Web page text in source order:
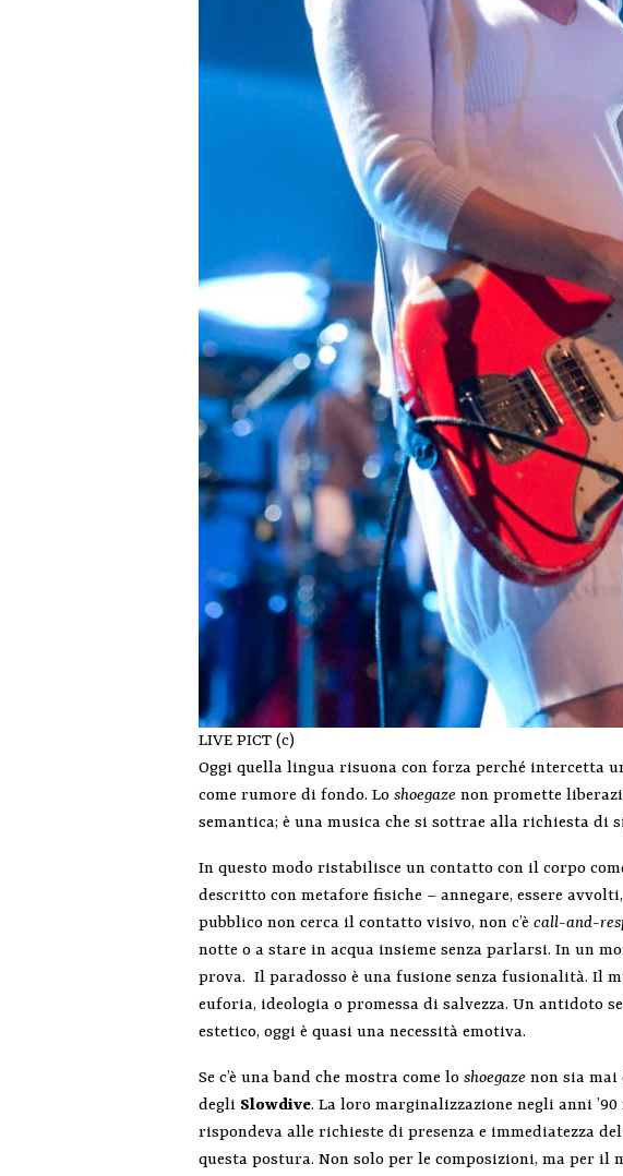
LIVE PICT (c)
Oggi quella lingua risuona con forza perché intercetta
come rumore di fondo. Loshoegaze non promette
semantica; è una musica che si sottrae alla richiesta di
In questo modo ristabilisce un contatto con il corpo
descritto con metafore fisiche – annegare, essere
pubblico non cerca il contatto visivo, non c’ècall-and-
notte o a stare in acqua insieme senza parlarsi. In un
prova. Il paradosso è una fusione senza fusionalità. Il
euforia, ideologia o promessa di salvezza. Un antidoto
estetico, oggi è quasi una necessità emotiva.
Se c’è una band che mostra come loshoegaze non sia mai
degli Slowdive. La loro marginalizzazione negli anni
rispondeva alle richieste di presenza e immediatezza del
questa postura. Non solo per le composizioni, ma per